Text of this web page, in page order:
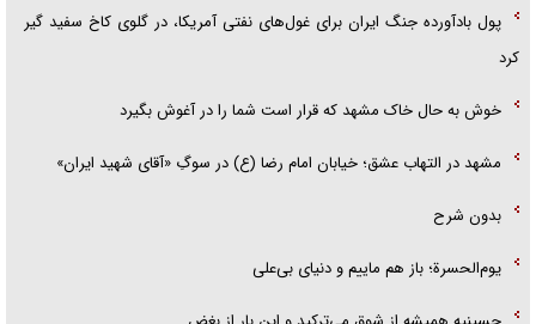
پول بادآورده جنگ ایران برای غول‌های نفتی آمریکا، در گلوی کاخ سفید گیر
کرد
خوش به حال خاک مشهد که قرار است شما را در آغوش بگیرد
مشهد در التهاب عشق؛ خیابان امام رضا (ع) در سوگِ «آقای شهید ایران»
بدون شرح
یوم‌الحسرة؛ باز هم ماییم و دنیای بی‌علی